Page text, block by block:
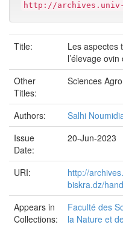
http://archives.univ-
Title:
Les aspectes
l’élevage
Other
Titles:
Sciences
Authors:
Salhi
Issue
Date:
20-Jun-2023
URI:
http://
biskra.dz/
Appears in
Collections:
Faculté des
la Nature et